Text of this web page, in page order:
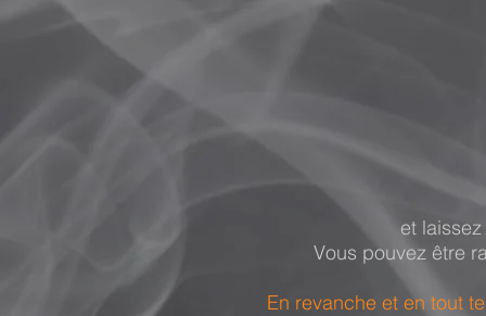
et
Vous pouvez être
En revanche et en tout